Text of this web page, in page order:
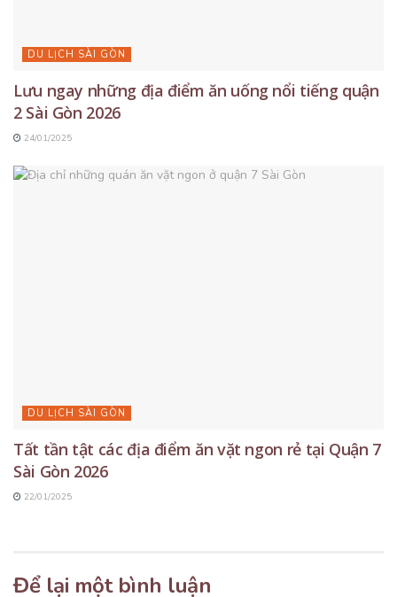
DU LỊCH SÀI GÒN
Lưu ngay những địa điểm ăn uống nổi tiếng quận
2 Sài Gòn 2026
24/01/2025
DU LỊCH SÀI GÒN
Tất tần tật các địa điểm ăn vặt ngon rẻ tại Quận 7
Sài Gòn 2026
22/01/2025
Để lại một bình luận